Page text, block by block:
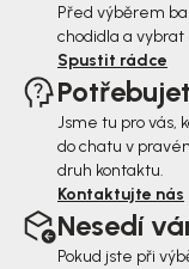
Před výběrem
chodidla a vybrat
Spustit rádce
Jsme tu pro vás,
do chatu v
druh kontaktu.
Kontaktujte nás
Nesedí
Pokud jste při